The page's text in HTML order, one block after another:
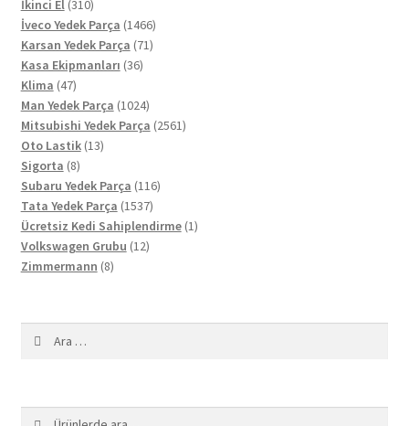
İkinci El 310
ürün
İveco Yedek Parça 14661466
ürün
Karsan Yedek Parça 7171
Kasa Ekipmanları 3636
Klima 4747
ürün
Man Yedek Parça 10241024
ürün
Mitsubishi Yedek Parça 25612561
Oto Lastik 1313
Sigorta 88
ürün
Subaru Yedek Parça 116116
Tata Yedek Parça 15371537
ürün
Ücretsiz Kedi Sahiplendirme 11
Volkswagen Grubu 1212
Zimmermann 88